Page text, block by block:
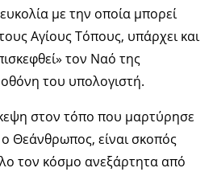
με την οποία μπορεί
Αγίους Τόπους, υπάρχει και
τον Ναό της
του υπολογιστή.
στον τόπο που μαρτύρησε
Θεάνθρωπος, είναι σκοπός
τον κόσμο ανεξάρτητα από